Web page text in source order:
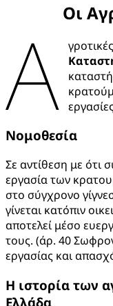
Οι
Α
Νομοθεσία
Σε αντίθεση με ότι
εργασία των
στο σύγχρονο
γίνεται κατόπιν
αποτελεί μέσο
τους. (άρ. 40
εργασίας και
Η ιστορία των
Ελλάδα